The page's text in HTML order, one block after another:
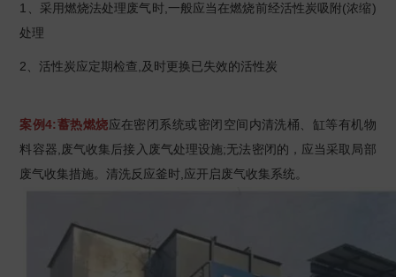
1、采用燃烧法处理废气时,一般应当在燃烧前经活性炭吸附(浓缩)
处理
2、活性炭应定期检查,及时更换已失效的活性炭
案例4:蓄热燃烧应在密闭系统或密闭空间内清洗桶、缸等有机物
料容器,废气收集后接入废气处理设施;无法密闭的，应当采取局部
废气收集措施。清洗反应釜时,应开启废气收集系统。